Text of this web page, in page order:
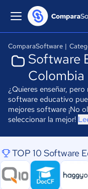
ComparaSoftware |
Software
Colombia
¿Quieres enseñar,
software educativo
mejores software ¡No
seleccionar la mejor!
TOP 10 Software